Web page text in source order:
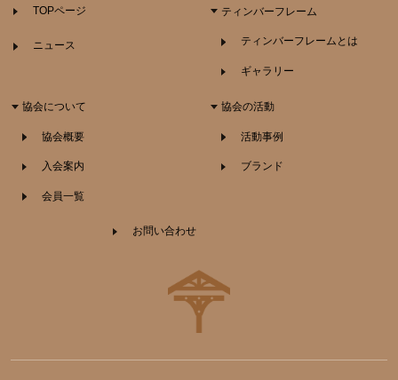
TOPページ
ニュース
ティンバーフレーム
ティンバーフレームとは
ギャラリー
協会について
協会概要
入会案内
会員一覧
協会の活動
活動事例
ブランド
お問い合わせ